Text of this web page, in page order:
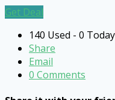
Get Deal
140 Used - 0 Today
Share
Email
0 Comments